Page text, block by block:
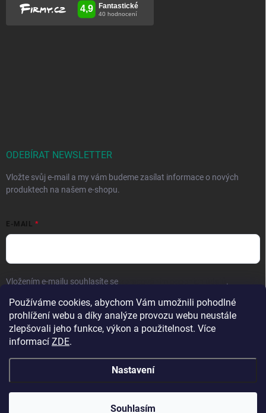
Používáme cookies, abychom Vám umožnili pohodlné
prohlížení webu a díky analýze provozu webu neustále
zlepšovali jeho funkce, výkon a použitelnost. Více
informací ZDE.
Nastavení
Souhlasím
Přejeme krásné prázdniny! 🧡 | Vaše objednávky
ODEBÍRAT NEWSLETTER
Vložte svůj e-mail a my vám budeme zasílat informace o nových
produktech na našem e-shopu.
E-MAIL
Vložením e-mailu souhlasíte se .
Přihlásit se
Copyright 2026Hračky vzdělávačky. Všechna práva vyhrazena.Upravit
nastavení cookies